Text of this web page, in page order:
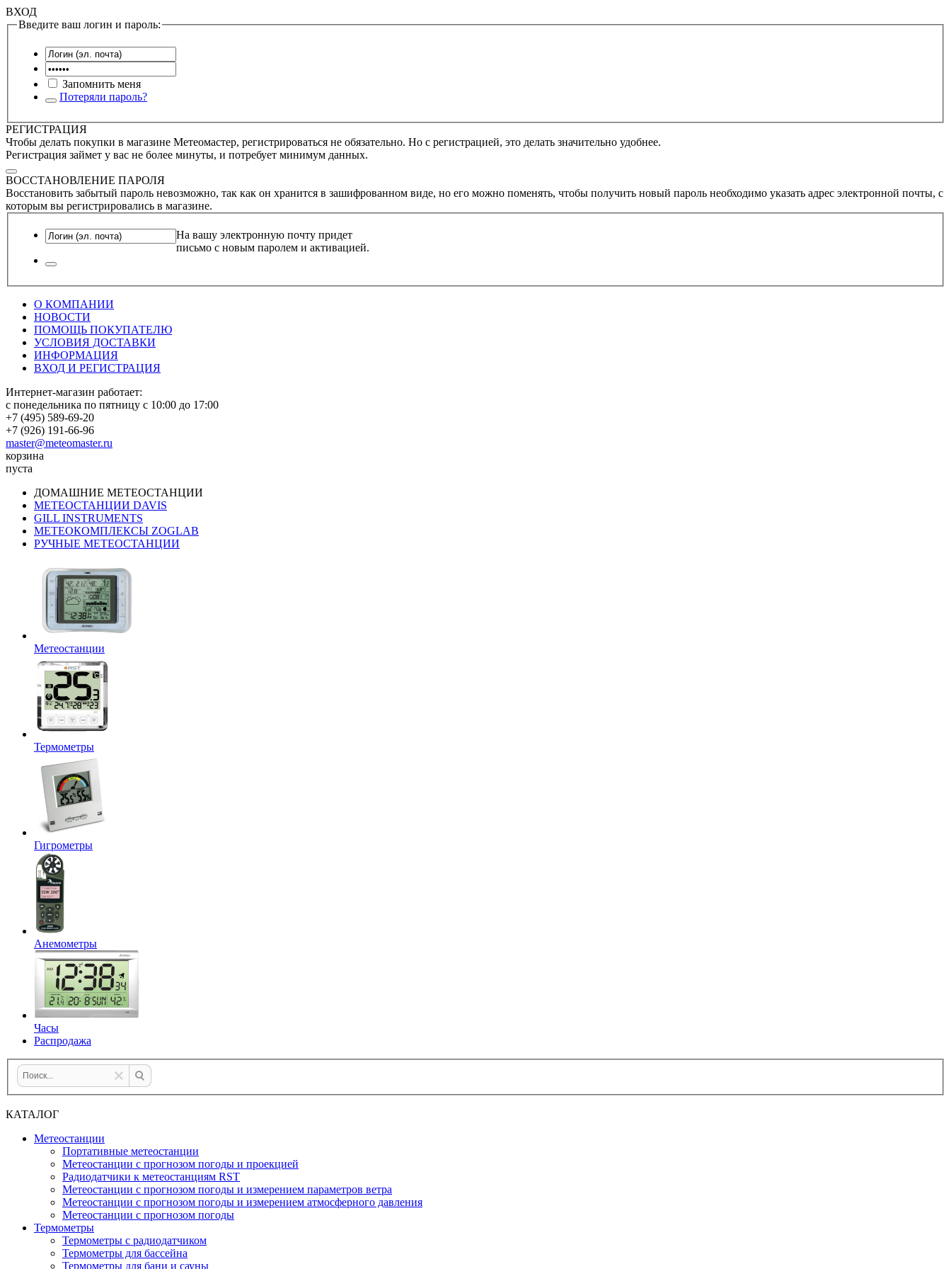
ВХОД
Введите ваш логин и пароль:
Запомнить меня
Потеряли пароль?
РЕГИСТРАЦИЯ
Чтобы делать покупки в магазине Метеомастер, регистрироваться не обязательно. Но с регистрацией, это делать значительно удобнее.
Регистрация займет у вас не более минуты, и потребует минимум данных.
ВОССТАНОВЛЕНИЕ ПАРОЛЯ
Восстановить забытый пароль невозможно, так как он хранится в зашифрованном виде, но его можно поменять, чтобы получить новый пароль необходимо указать адрес электронной почты, с
которым вы регистрировались в магазине.
На вашу электронную почту придет
письмо с новым паролем и активацией.
О КОМПАНИИ
НОВОСТИ
ПОМОЩЬ ПОКУПАТЕЛЮ
УСЛОВИЯ ДОСТАВКИ
ИНФОРМАЦИЯ
ВХОД И РЕГИСТРАЦИЯ
Интернет-магазин работает:
с понедельника по пятницу с 10:00 до 17:00
+7 (495) 589-69-20
+7 (926) 191-66-96
master@meteomaster.ru
корзина
пуста
ДОМАШНИЕ МЕТЕОСТАНЦИИ
МЕТЕОСТАНЦИИ DAVIS
GILL INSTRUMENTS
МЕТЕОКОМПЛЕКСЫ ZOGLAB
РУЧНЫЕ МЕТЕОСТАНЦИИ
Метеостанции
Термометры
Гигрометры
Анемометры
Часы
Распродажа
КАТАЛОГ
Метеостанции
Портативные метеостанции
Метеостанции с прогнозом погоды и проекцией
Радиодатчики к метеостанциям RST
Метеостанции с прогнозом погоды и измерением параметров ветра
Метеостанции с прогнозом погоды и измерением атмосферного давления
Метеостанции с прогнозом погоды
Термометры
Термометры с радиодатчиком
Термометры для бассейна
Термометры для бани и сауны